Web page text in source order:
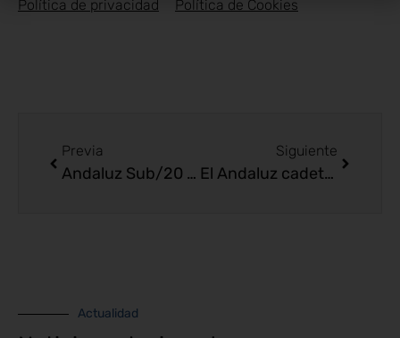
Política de privacidad Política de Cookies
Previa
Andaluz Sub/20 y las Combinadas
Siguiente
El Andaluz cadete A.L. en Algeciras
Actualidad